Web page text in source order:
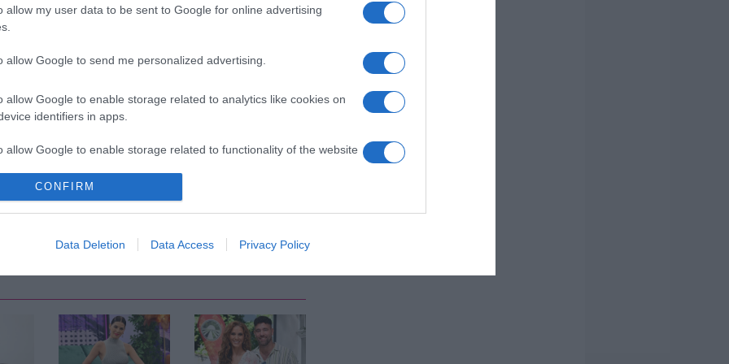
allow my user data to be sent to Google for online advertising
allow Google to send me personalized advertising.
allow Google to enable storage related to analytics like cookies on
identifiers in apps.
allow Google to enable storage related to functionality of the website
CONFIRM
Data Deletion Data Access Privacy Policy
a zenész, aki valószínűleg már el is költözött volt
volt tekinthető, kérdés, hogy ezúttal
Pinterest
szakítás,Varga Viktor